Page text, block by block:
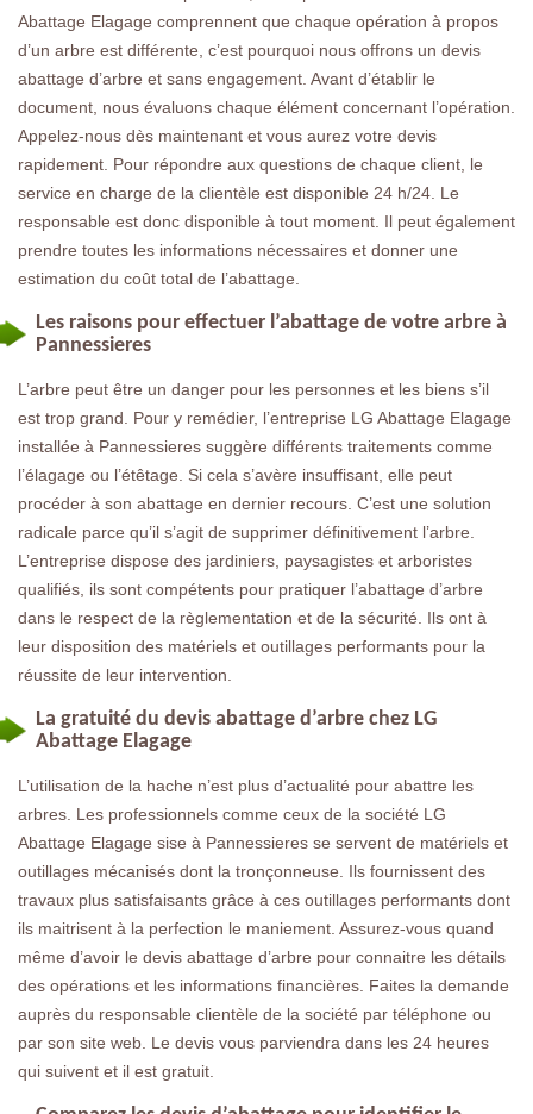
Abattage Elagage comprennent que chaque opération à propos
d’un arbre est différente, c’est pourquoi nous offrons un devis
abattage d’arbre et sans engagement. Avant d’établir le
document, nous évaluons chaque élément concernant l’opération.
Appelez-nous dès maintenant et vous aurez votre devis
rapidement. Pour répondre aux questions de chaque client, le
service en charge de la clientèle est disponible 24 h/24. Le
responsable est donc disponible à tout moment. Il peut également
prendre toutes les informations nécessaires et donner une
estimation du coût total de l’abattage.
Les raisons pour effectuer l’abattage de votre arbre à
Pannessieres
L’arbre peut être un danger pour les personnes et les biens s’il
est trop grand. Pour y remédier, l’entreprise LG Abattage Elagage
installée à Pannessieres suggère différents traitements comme
l’élagage ou l’étêtage. Si cela s’avère insuffisant, elle peut
procéder à son abattage en dernier recours. C’est une solution
radicale parce qu’il s’agit de supprimer définitivement l’arbre.
L’entreprise dispose des jardiniers, paysagistes et arboristes
qualifiés, ils sont compétents pour pratiquer l’abattage d’arbre
dans le respect de la règlementation et de la sécurité. Ils ont à
leur disposition des matériels et outillages performants pour la
réussite de leur intervention.
La gratuité du devis abattage d’arbre chez LG
Abattage Elagage
L’utilisation de la hache n’est plus d’actualité pour abattre les
arbres. Les professionnels comme ceux de la société LG
Abattage Elagage sise à Pannessieres se servent de matériels et
outillages mécanisés dont la tronçonneuse. Ils fournissent des
travaux plus satisfaisants grâce à ces outillages performants dont
ils maitrisent à la perfection le maniement. Assurez-vous quand
même d’avoir le devis abattage d’arbre pour connaitre les détails
des opérations et les informations financières. Faites la demande
auprès du responsable clientèle de la société par téléphone ou
par son site web. Le devis vous parviendra dans les 24 heures
qui suivent et il est gratuit.